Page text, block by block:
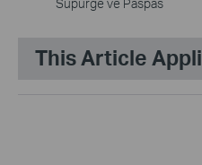
Süpürge ve Paspas
This Article